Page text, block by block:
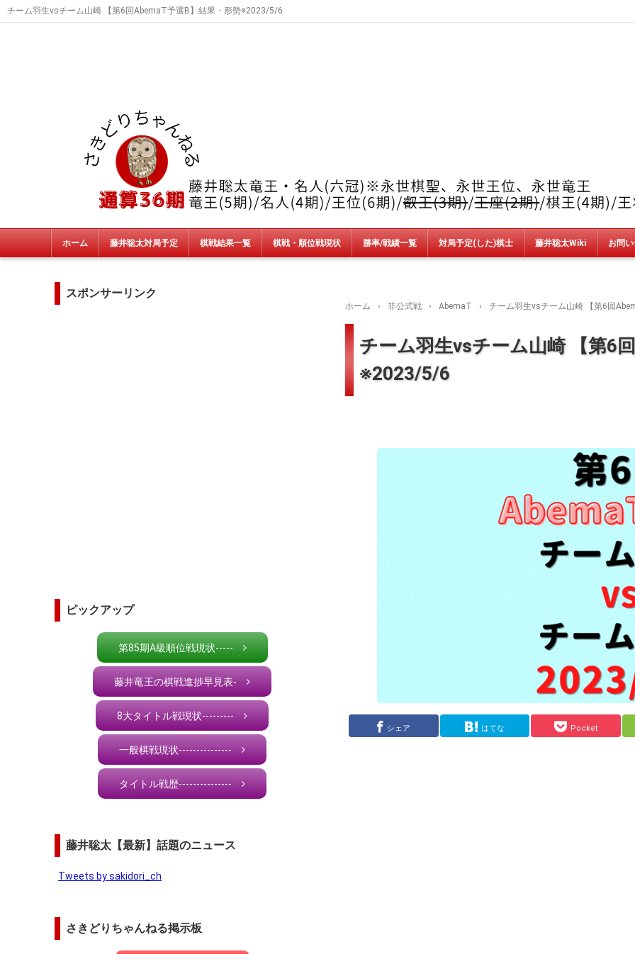
チーム羽生vsチーム山崎 【第6回AbemaT予選B】結果・形勢※2023/5/6
ホーム 藤井聡太対局予定 棋戦結果一覧 棋戦・順位戦現状 勝率/戦績一覧 対局予定(した)棋士 藤井聡太Wiki お問
ホーム › 非公式戦 › AbemaT › チーム羽生vsチーム山崎 【第6回
チーム羽生vsチーム山崎 【第6
※2023/5/6
シェア はてな Pocket
スポンサーリンク
ピックアップ
第85期A級順位戦現状-----
藤井竜王の棋戦進捗早見表-
8大タイトル戦現状---------
一般棋戦現状---------------
タイトル戦歴---------------
藤井聡太【最新】話題のニュース
Tweets by sakidori_ch
さきどりちゃんねる掲示板